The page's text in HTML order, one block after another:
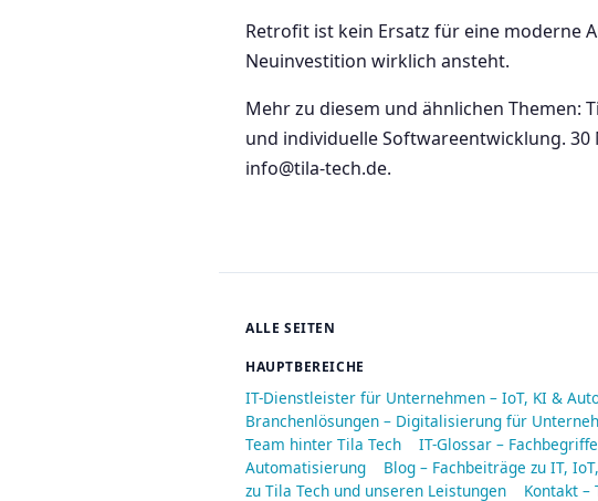
Retrofit ist kein Ersatz für eine moderne
Neuinvestition wirklich ansteht.
Mehr zu diesem und ähnlichen Themen:
und individuelle Softwareentwicklung. 30
info@tila-tech.de.
ALLE SEITEN
HAUPTBEREICHE
IT-Dienstleister für Unternehmen – IoT, KI &
Branchenlösungen – Digitalisierung für
Team hinter Tila Tech
IT-Glossar –
Automatisierung
Blog – Fachbeiträge zu IT,
zu Tila Tech und unseren Leistungen
Kontakt –